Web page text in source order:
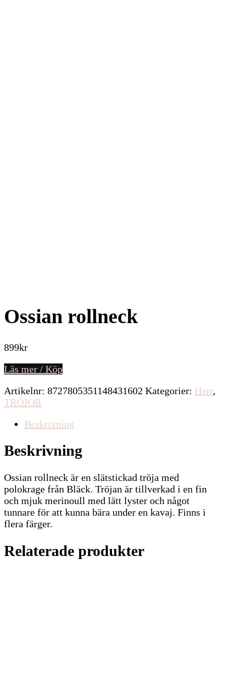
Ossian rollneck
899kr
Läs mer / Köp
Artikelnr: 8727805351148431602 Kategorier: Herr,
TRÖJOR
Beskrivning
Beskrivning
Ossian rollneck är en slätstickad tröja med
polokrage från Bläck. Tröjan är tillverkad i en fin
och mjuk merinoull med lätt lyster och något
tunnare för att kunna bära under en kavaj. Finns i
flera färger.
Relaterade produkter